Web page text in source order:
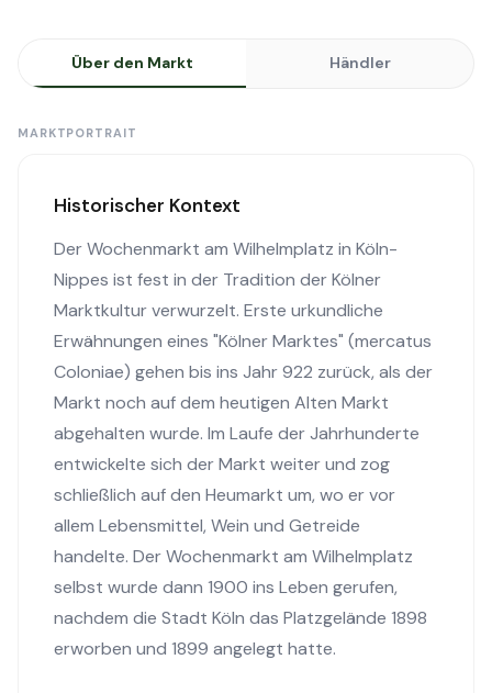
Über den Markt Händler
MARKTPORTRAIT
Historischer Kontext
Der Wochenmarkt am Wilhelmplatz in Köln-
Nippes ist fest in der Tradition der Kölner
Marktkultur verwurzelt. Erste urkundliche
Erwähnungen eines "Kölner Marktes" (mercatus
Coloniae) gehen bis ins Jahr 922 zurück, als der
Markt noch auf dem heutigen Alten Markt
abgehalten wurde. Im Laufe der Jahrhunderte
entwickelte sich der Markt weiter und zog
schließlich auf den Heumarkt um, wo er vor
allem Lebensmittel, Wein und Getreide
handelte. Der Wochenmarkt am Wilhelmplatz
selbst wurde dann 1900 ins Leben gerufen,
nachdem die Stadt Köln das Platzgelände 1898
erworben und 1899 angelegt hatte.